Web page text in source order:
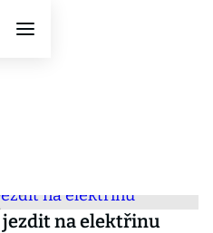
jezdit na elektřinu